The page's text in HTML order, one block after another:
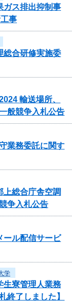
ガス排出抑制事
事
総合研修実施委
輸送場所、
般競争入札公告
業務委託に関す
上総合庁舎空調
争入札公告
ール配信サービ
学
生寮管理人業務
終了しました】